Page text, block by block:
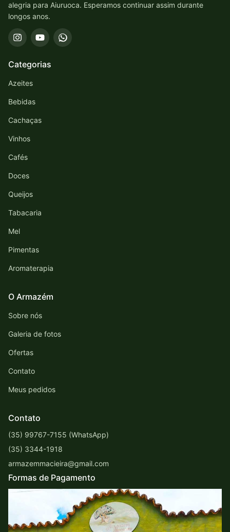
alegria para Aiuruoca. Esperamos continuar assim durante
longos anos.
Categorias
Azeites
Bebidas
Cachaças
Vinhos
Cafés
Doces
Queijos
Tabacaria
Mel
Pimentas
Aromaterapia
O Armazém
Sobre nós
Galeria de fotos
Ofertas
Contato
Meus pedidos
Contato
(35) 99767-7155 (WhatsApp)
(35) 3344-1918
armazemmacieira@gmail.com
Formas de Pagamento